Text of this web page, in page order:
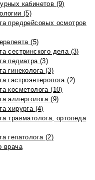
кабинетов (9)
(5)
предрейсовых осмотров
(5)
сестринского дела (3)
педиатра (3)
гинеколога (3)
гастроэнтеролога (2)
косметолога (10)
аллерголога (9)
хирурга (4)
травматолога, ортопеда
гепатолога (2)
врача